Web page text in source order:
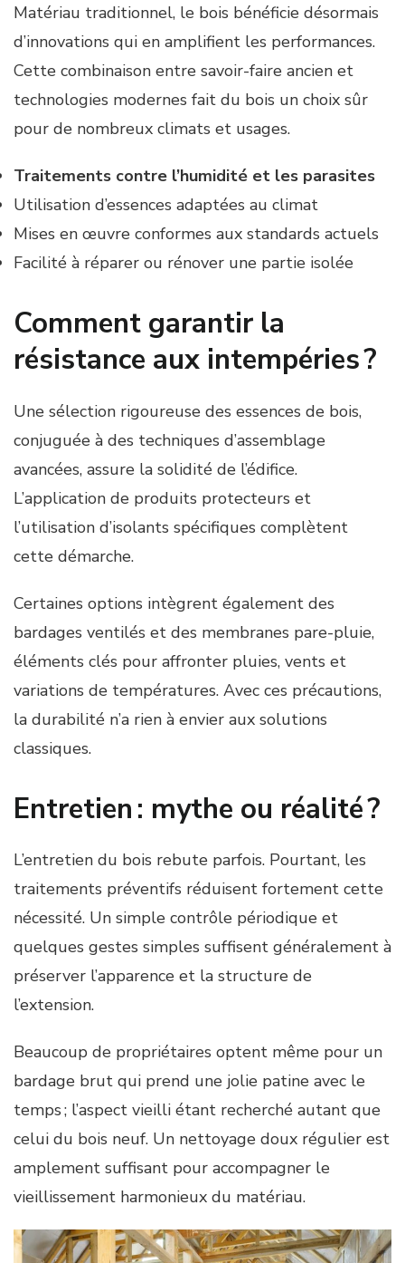
Matériau traditionnel, le bois bénéficie désormais
d’innovations qui en amplifient les performances.
Cette combinaison entre savoir-faire ancien et
technologies modernes fait du bois un choix sûr
pour de nombreux climats et usages.
Traitements contre l’humidité et les parasites
Utilisation d’essences adaptées au climat
Mises en œuvre conformes aux standards actuels
Facilité à réparer ou rénover une partie isolée
Comment garantir la
résistance aux intempéries ?
Une sélection rigoureuse des essences de bois,
conjuguée à des techniques d’assemblage
avancées, assure la solidité de l’édifice.
L’application de produits protecteurs et
l’utilisation d’isolants spécifiques complètent
cette démarche.
Certaines options intègrent également des
bardages ventilés et des membranes pare-pluie,
éléments clés pour affronter pluies, vents et
variations de températures. Avec ces précautions,
la durabilité n’a rien à envier aux solutions
classiques.
Entretien : mythe ou réalité ?
L’entretien du bois rebute parfois. Pourtant, les
traitements préventifs réduisent fortement cette
nécessité. Un simple contrôle périodique et
quelques gestes simples suffisent généralement à
préserver l’apparence et la structure de
l’extension.
Beaucoup de propriétaires optent même pour un
bardage brut qui prend une jolie patine avec le
temps ; l’aspect vieilli étant recherché autant que
celui du bois neuf. Un nettoyage doux régulier est
amplement suffisant pour accompagner le
vieillissement harmonieux du matériau.